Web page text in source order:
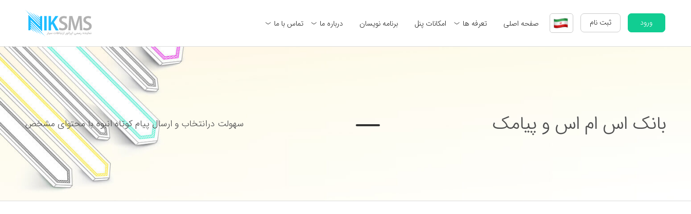
ورود ثبت نام صفحه اصلی تعرفه ها امکانات پنل برنامه نویسان درباره ما تماس با ما
بانک اس ام اس و پیامک سهولت درانتخاب و ارسال پیام کوتاه انبوه با محتوای مشخص